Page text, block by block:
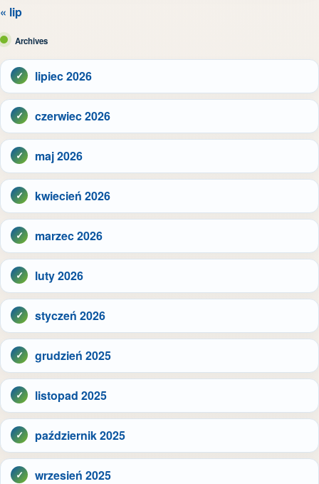
« lip
Archives
lipiec 2026
czerwiec 2026
maj 2026
kwiecień 2026
marzec 2026
luty 2026
styczeń 2026
grudzień 2025
listopad 2025
październik 2025
wrzesień 2025